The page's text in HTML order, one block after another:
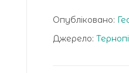
Опубліковано:
Джерело: